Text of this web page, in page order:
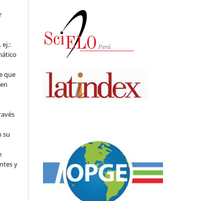
ej.:
que
su
y